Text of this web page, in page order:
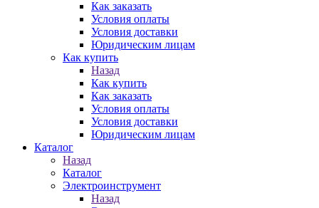
Как заказать
Условия оплаты
Условия доставки
Юридическим лицам
Как купить
Назад
Как купить
Как заказать
Условия оплаты
Условия доставки
Юридическим лицам
Каталог
Назад
Каталог
Электроинструмент
Назад